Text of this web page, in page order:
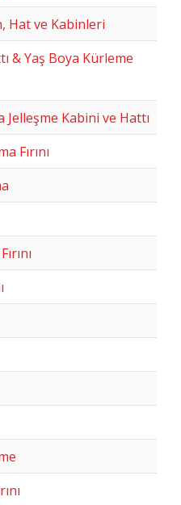
Hat ve Kabinleri
& Yaş Boya Kürleme
Kabini ve Hattı
Fırını